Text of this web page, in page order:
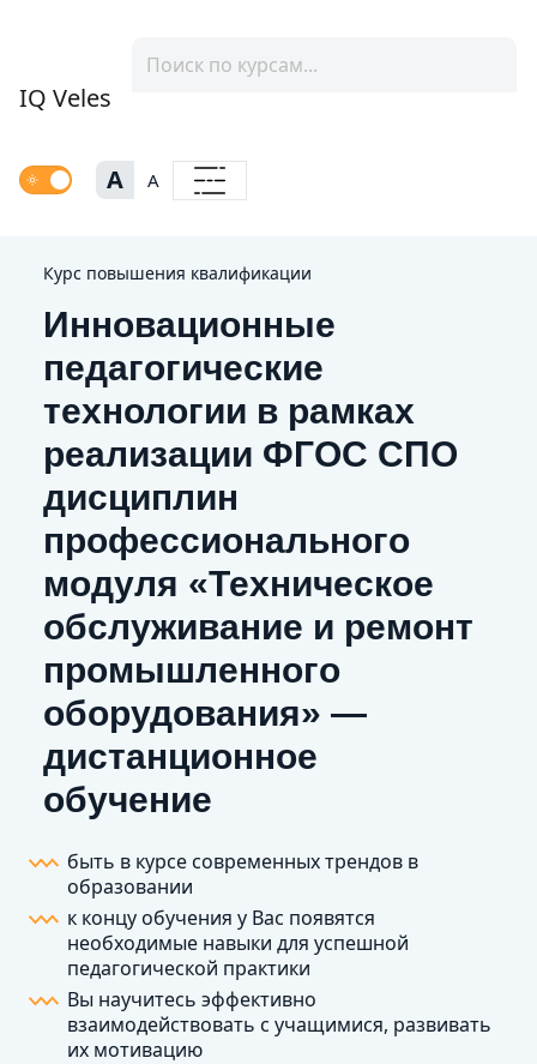
IQ Veles
A A
Курс повышения квалификации
Инновационные
педагогические
технологии в рамках
реализации ФГОС СПО
дисциплин
профессионального
модуля «Техническое
обслуживание и ремонт
промышленного
оборудования» —
дистанционное
обучение
быть в курсе современных трендов в
образовании
к концу обучения у Вас появятся
необходимые навыки для успешной
педагогической практики
Вы научитесь эффективно
взаимодействовать с учащимися, развивать
их мотивацию